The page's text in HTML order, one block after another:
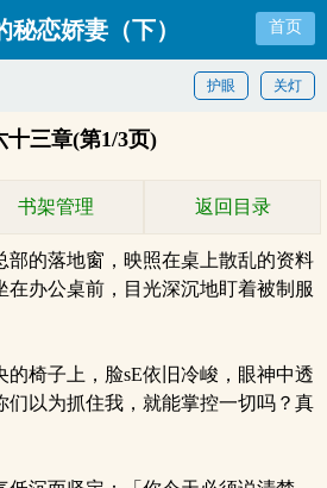
秘恋娇妻（下） 首页
关灯
护眼
十三章(第1/3页)
书架管理 返回目录
的落地窗，映照在桌上散乱的资料
在办公桌前，目光深沉地盯着被制服
椅子上，脸sE依旧冷峻，眼神中透
们以为抓住我，就能掌控一切吗？真